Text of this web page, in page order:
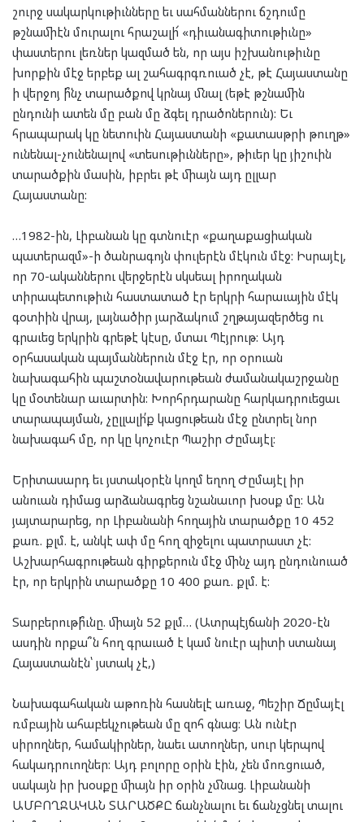
շուրջ սակարկութիւնները եւ սահմաններու ճշդումը
թշնամիէն մուրալու հրաշալի՜ «դիւանագիտութիւնը»
փաստերու լեռներ կազմած են, որ այս իշխանութիւնը
խորքին մէջ երբեք ալ շահագրգռուած չէ, թէ Հայաստանը
ի վերջոյ ի՞նչ տարածքով կրնայ մնալ (եթէ թշնամին
ընդունի ատեն մը բան մը ձգել դրածոներուն): Եւ
հրապարակ կը նետուին Հայաստանի «քատասթրի թուղթ»
ունենալ-չունենալով «տեսութիւնները», թիւեր կը յիշուին
տարածքին մասին, իբրեւ թէ միայն այդ ըլլար
Հայաստանը:
…1982-ին, Լիբանան կը գտնուէր «քաղաքացիական
պատերազմ»-ի ծանրագոյն փուլերէն մէկուն մէջ: Իսրայէլ,
որ 70-ականներու վերջերէն սկսեալ իրողական
տիրապետութիւն հաստատած էր երկրի հարաւային մէկ
գօտիին վրայ, լայնածիր յարձակում շղթայազերծեց ու
գրաւեց երկրին գրեթէ կէսը, մտաւ Պէյրութ: Այդ
օրհասական պայմաններուն մէջ էր, որ օրուան
նախագահին պաշտօնավարութեան ժամանակաշրջանը
կը մօտենար աւարտին: Խորհրդարանը հարկադրուեցաւ
տարապայման, չըլլալի՛ք կացութեան մէջ ընտրել նոր
նախագահ մը, որ կը կոչուէր Պաշիր Ժըմայէլ:
Երիտասարդ եւ յստակօրէն կողմ եղող Ժըմայէլ իր
անուան դիմաց արձանագրեց նշանաւոր խօսք մը: Ան
յայտարարեց, որ Լիբանանի հողային տարածքը 10 452
քառ. քլմ. է, անկէ ափ մը հող զիջելու պատրաստ չէ:
Աշխարհագրութեան գիրքերուն մէջ մինչ այդ ընդունուած
էր, որ երկրին տարածքը 10 400 քառ. քլմ. է:
Տարբերութի՞ւնը. միայն 52 քլմ… (Ատրպէյճանի 2020-էն
ասդին որքա՞ն հող գրաւած է կամ նուէր պիտի ստանայ
Հայաստանէն՝ յստակ չէ,)
Նախագահական աթոռին հասնելէ առաջ, Պեշիր Ճըմայէլ
ռմբային ահաբեկչութեան մը զոհ գնաց: Ան ունէր
սիրողներ, համակիրներ, նաեւ ատողներ, սուր կերպով
հակադրուողներ: Այդ բոլորը օրին էին, չեն մոռցուած,
սակայն իր խօսքը միայն իր օրին չմնաց. Լիբանանի
ԱՄԲՈՂՋԱԿԱՆ ՏԱՐԱԾՔԸ ճանչնալու եւ ճանչցնել տալու